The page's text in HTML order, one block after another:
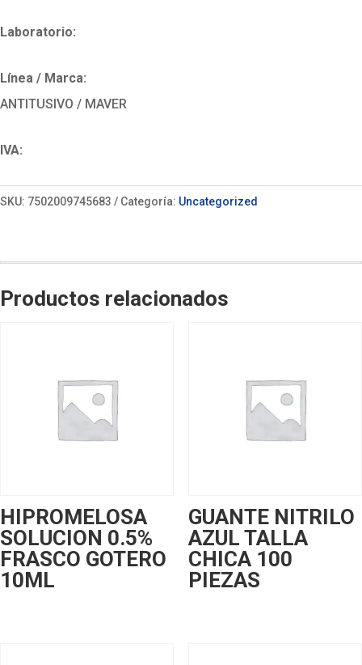
Laboratorio:
Línea / Marca:
ANTITUSIVO / MAVER
IVA:
SKU: 7502009745683 Categoría: Uncategorized
Productos relacionados
HIPROMELOSA
SOLUCION 0.5%
FRASCO GOTERO
10ML
GUANTE NITRILO
AZUL TALLA
CHICA 100
PIEZAS